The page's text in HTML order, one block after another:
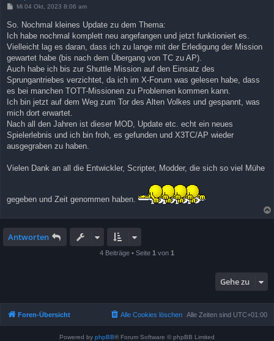
B
t
r
g
Mi 04 Okt, 2023 8:06 am
So. Nochmal kleines Update zu dem Thema:
Ich habe nochmal komplett neu angefangen und jetzt funktioniert es.
Vielleicht lag es daran, dass ich zu lange mit der Erledigung der Mission
gewartet habe (bis nach dem Übergang von TC zu AP).
Auch habe ich bis zur Shuttle Mission auf den Einsatz des
Sprungantriebes verzichtet, da ich im X-Forum was gelesen habe, dass
es bei manchen TOTT-Missionen zu Problemen kommen kann.
Ich bin jetzt auf dem Weg zum Tor des Alten Volkes und gespannt, was
mich dort erwartet.
Nach all den Jahren ist dieser MOD, Update etc. echt ein neues
Spielerlebnis und ich bin froh, es gefunden und X3TC/AP wieder
ausgegraben zu haben.
Vielen Dank an all die Entwickler, Scripter, Modder, die sich so viel Mühe
gegeben und Zeit genommen haben.
Antworten
4 Beiträge • Seite 1 von 1
Gehe zu
Foren-Übersicht Alle Zeiten sind UTC+01:00
Alle Cookies löschen
Powered by phpBB® Forum Software © phpBB Limited